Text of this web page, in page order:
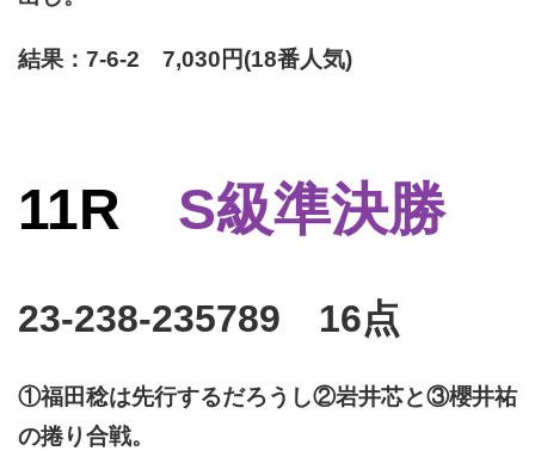
結果：7-6-2 7,030円(18番人気)
11R S級準決勝
23-238-235789 16点
①福田稔は先行するだろうし②岩井芯と③櫻井祐
の捲り合戦。